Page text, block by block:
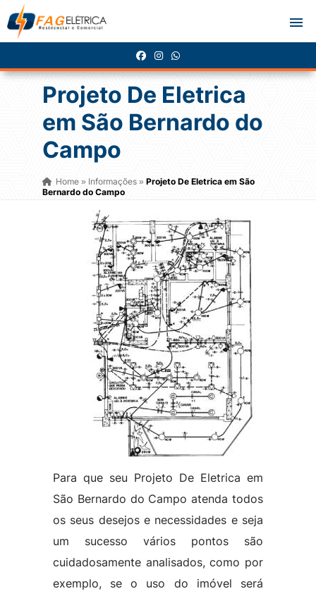
Projeto De Eletrica
em São Bernardo do
Campo
Home» Informações » Projeto De Eletrica em São
Bernardo do Campo
Para que seu Projeto De Eletrica em
São Bernardo do Campo atenda todos
os seus desejos e necessidades e seja
um sucesso vários pontos são
cuidadosamente analisados, como por
exemplo, se o uso do imóvel será